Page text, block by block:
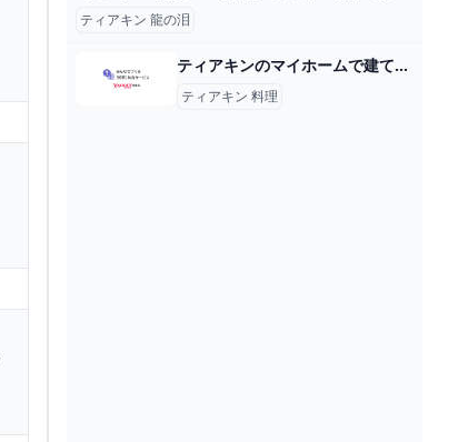
ティアキン 龍の泪
ティアキンのマイホームで建てることができる料理の部屋って一度鍋に火をつ... - Yahoo!知恵袋
ティアキン 料理